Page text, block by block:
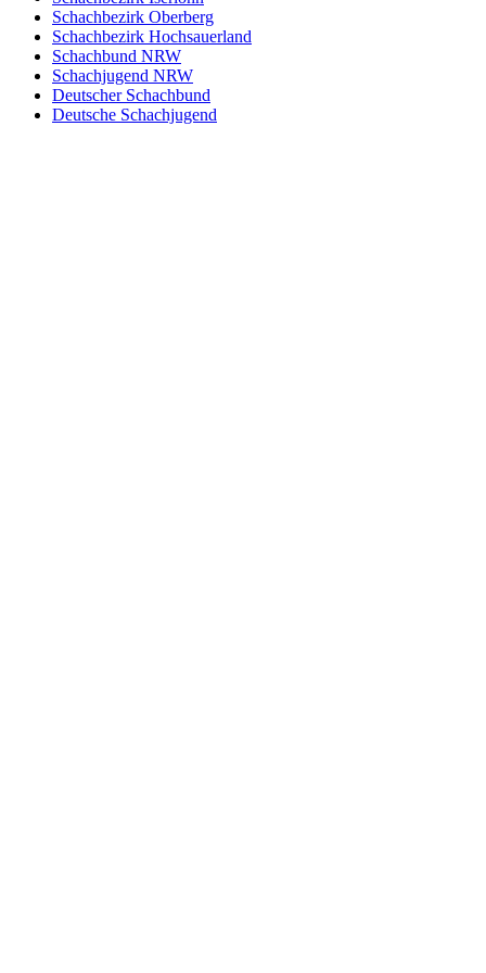
Schachbezirk Oberberg
Schachbezirk Hochsauerland
Schachbund NRW
Schachjugend NRW
Deutscher Schachbund
Deutsche Schachjugend